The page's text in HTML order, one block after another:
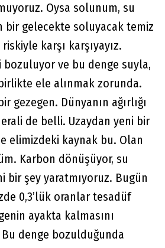
Oysa solunum, su
bir gelecekte soluyacak temiz
karşı karşıyayız.
bozuluyor ve bu denge suyla,
ele alınmak zorunda.
gezegen. Dünyanın ağırlığı
de belli. Uzaydan yeni bir
elimizdeki kaynak bu. Olan
Karbon dönüşüyor, su
bir şey yaratmıyoruz. Bugün
0,3’lük oranlar tesadüf
ayakta kalmasını
denge bozulduğunda